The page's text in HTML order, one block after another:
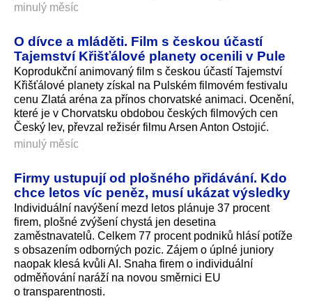
minulý měsíc
O dívce a mláděti. Film s českou účastí
Tajemství Křišťálové planety ocenili v Pule
Koprodukční animovaný film s českou účastí Tajemství
Křišťálové planety získal na Pulském filmovém festivalu
cenu Zlatá aréna za přínos chorvatské animaci. Ocenění,
které je v Chorvatsku obdobou českých filmových cen
Český lev, převzal režisér filmu Arsen Anton Ostojić.
minulý měsíc
Firmy ustupují od plošného přidávání. Kdo
chce letos víc peněz, musí ukázat výsledky
Individuální navýšení mezd letos plánuje 37 procent
firem, plošné zvýšení chystá jen desetina
zaměstnavatelů. Celkem 77 procent podniků hlásí potíže
s obsazením odborných pozic. Zájem o úplné juniory
naopak klesá kvůli AI. Snaha firem o individuální
odměňování naráží na novou směrnici EU
o transparentnosti.